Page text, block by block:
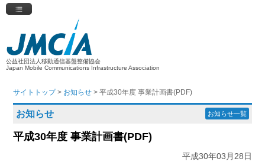
公益社団法人移動通信基盤整備協会
Japan Mobile Communications Infrastructure Association
サイトトップ> お知らせ > 平成30年度 事業計画書(PDF)
お知らせ お知らせ一覧
平成30年度 事業計画書(PDF)
平成30年03月28日